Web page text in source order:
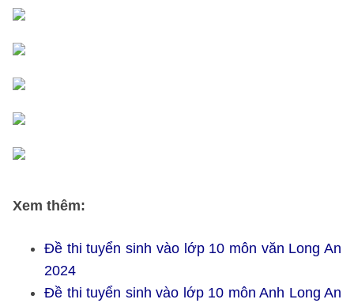
Xem thêm:
Đề thi tuyển sinh vào lớp 10 môn văn Long An
2024
Đề thi tuyển sinh vào lớp 10 môn Anh Long An